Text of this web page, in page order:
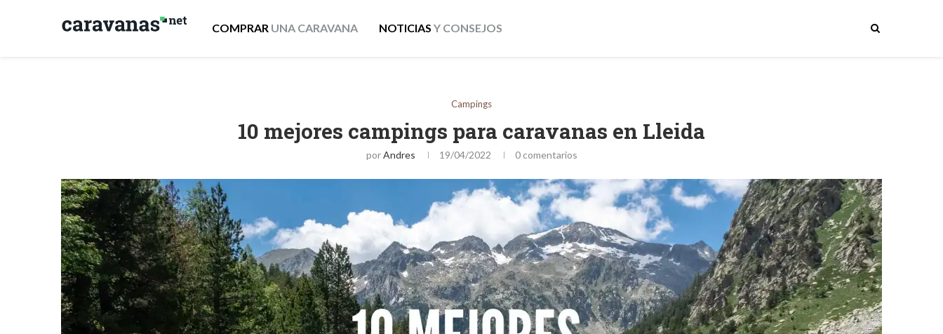
COMPRAR UNA CARAVANA NOTICIAS Y CONSEJOS
Campings
10 mejores campings para caravanas en Lleida
porAndres 19/04/2022 0 comentarios